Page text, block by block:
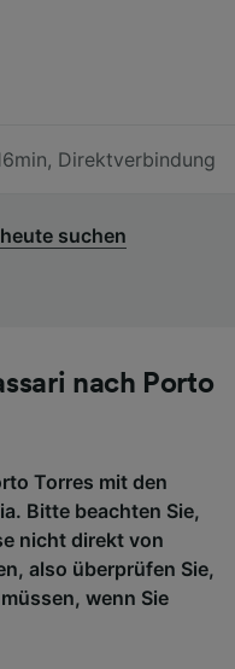
, Direktverbindung
suchen
nach Porto
Torres mit den
Bitte beachten Sie,
nicht direkt von
also überprüfen Sie,
wenn Sie